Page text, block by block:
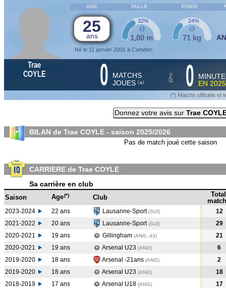
AGE TAILLE POIDS
25
ans
Né le 11 janvier 2001 à Camden
1,80 m
32%
71 kg
24%
Trae
COYLE
0 MATCHS
JOUES (*) & 0
EN
(*) Matchs officiels et
Donnez votre avis sur Trae
BILAN de Trae COYLE - saison 2025/2026
Pas de match joué cette saison
CARRIERE de Trae COYLE
Sa carrière en club
Saison Age(*) Club
Total
2023-2024 22 ans Lausanne-Sport(SUI)
12
2021-2022
20 ans Lausanne-Sport(SUI)
29
2020-2021
19 ans Gillingham (ANG, d3)
21
2020-2021
19 ans Arsenal U23 (ANG)
6
2019-2020
18 ans Arsenal -21ans (ANG)
2
2019-2020
18 ans Arsenal U23 (ANG)
18
2018-2019
17 ans Arsenal U18 (ANG)
17